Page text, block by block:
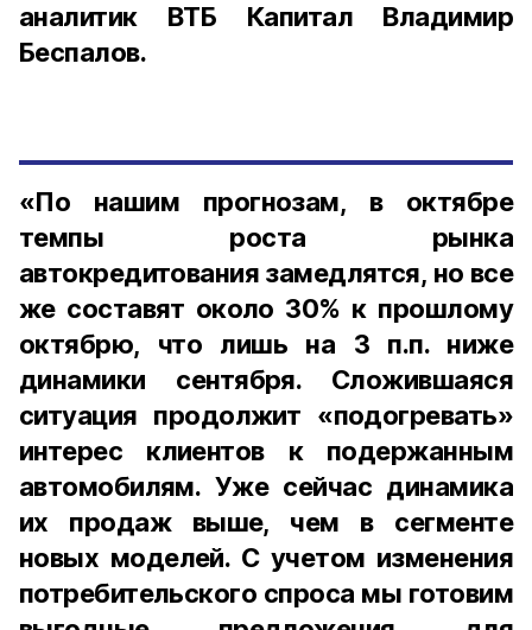
аналитик ВТБ Капитал Владимир
Беспалов.
«По нашим прогнозам, в октябре
темпы роста рынка
автокредитования замедлятся, но все
же составят около 30% к прошлому
октябрю, что лишь на 3 п.п. ниже
динамики сентября. Сложившаяся
ситуация продолжит «подогревать»
интерес клиентов к подержанным
автомобилям. Уже сейчас динамика
их продаж выше, чем в сегменте
новых моделей. С учетом изменения
потребительского спроса мы готовим